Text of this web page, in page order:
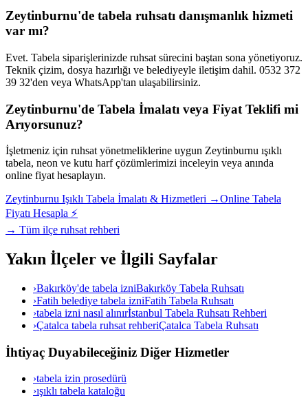
Zeytinburnu'de tabela ruhsatı danışmanlık hizmeti
var mı?
Evet. Tabela siparişlerinizde ruhsat sürecini baştan sona yönetiyoruz.
Teknik çizim, dosya hazırlığı ve belediyeyle iletişim dahil. 0532 372
39 32'den veya WhatsApp'tan ulaşabilirsiniz.
Zeytinburnu'de Tabela İmalatı veya Fiyat Teklifi mi
Arıyorsunuz?
İşletmeniz için ruhsat yönetmeliklerine uygun Zeytinburnu ışıklı
tabela, neon ve kutu harf çözümlerimizi inceleyin veya anında
online fiyat hesaplayın.
Zeytinburnu Işıklı Tabela İmalatı & Hizmetleri →Online Tabela
Fiyatı Hesapla ⚡
→ Tüm ilçe ruhsat rehberi
Yakın İlçeler ve İlgili Sayfalar
›Bakırköy'de tabela izniBakırköy Tabela Ruhsatı
›Fatih belediye tabela izniFatih Tabela Ruhsatı
›tabela izni nasıl alınırİstanbul Tabela Ruhsatı Rehberi
›Çatalca tabela ruhsat rehberiÇatalca Tabela Ruhsatı
İhtiyaç Duyabileceğiniz Diğer Hizmetler
›tabela izin prosedürü
›ışıklı tabela kataloğu